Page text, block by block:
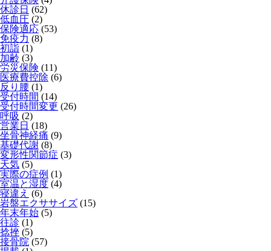
休診日 (62)
低血圧 (2)
保険適応 (53)
免疫力 (8)
初詣 (1)
加齢 (3)
労災保険 (11)
医療費控除 (6)
反り腰 (1)
受付時間 (14)
受付時間変更 (26)
呼吸 (2)
営業日 (18)
坐骨神経痛 (9)
基礎代謝 (8)
変形性関節症 (3)
天気 (5)
実際の症例 (1)
室温と湿度 (4)
寝違え (6)
岩盤エクササイズ (15)
年末年始 (5)
往診 (1)
捻挫 (5)
接骨院 (57)